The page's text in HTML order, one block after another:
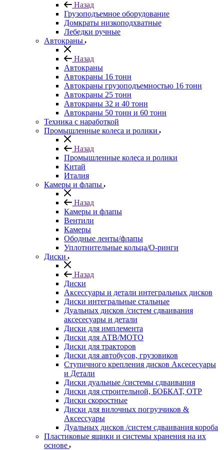
Назад
Грузоподъемное оборудование
Домкраты низкоподхватные
Лебедки ручные
Автокраны
Назад
Автокраны
Автокраны 16 тонн
Автокраны грузоподъемностью 16 тонн
Автокраны 25 тонн
Автокраны 32 и 40 тонн
Автокраны 50 тонн и 60 тонн
Техника с наработкой
Промышленные колеса и ролики
Назад
Промышленные колеса и ролики
Китай
Италия
Камеры и флапы
Назад
Камеры и флапы
Вентили
Камеры
Ободные ленты/флапы
Уплотнительные кольца/О-ринги
Диски
Назад
Диски
Аксессуары и детали интегральных дисков
Диски интегральные стальные
Дуальных дисков /систем сдваивания
аксесесуары и детали
Диски для имплемента
Диски для АТВ/МОТО
Диски для тракторов
Диски для автобусов, грузовиков
Ступичного крепления дисков Аксесесуары
и Детали
Диски дуальные /системы сдваивания
Диски для строительной, БОБКАТ, ОТР
Диски скоростные
Диски для вилочных погрузчиков &
Аксессуары
Дуальных дисков /систем сдваивания короба
Пластиковые ящики и системы хранения на их
основе